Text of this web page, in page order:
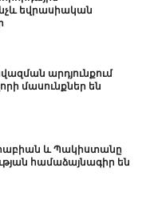
եվրասիական
արդյունքում
մասունքներ են
և Պակիստանը
համաձայնագիր են